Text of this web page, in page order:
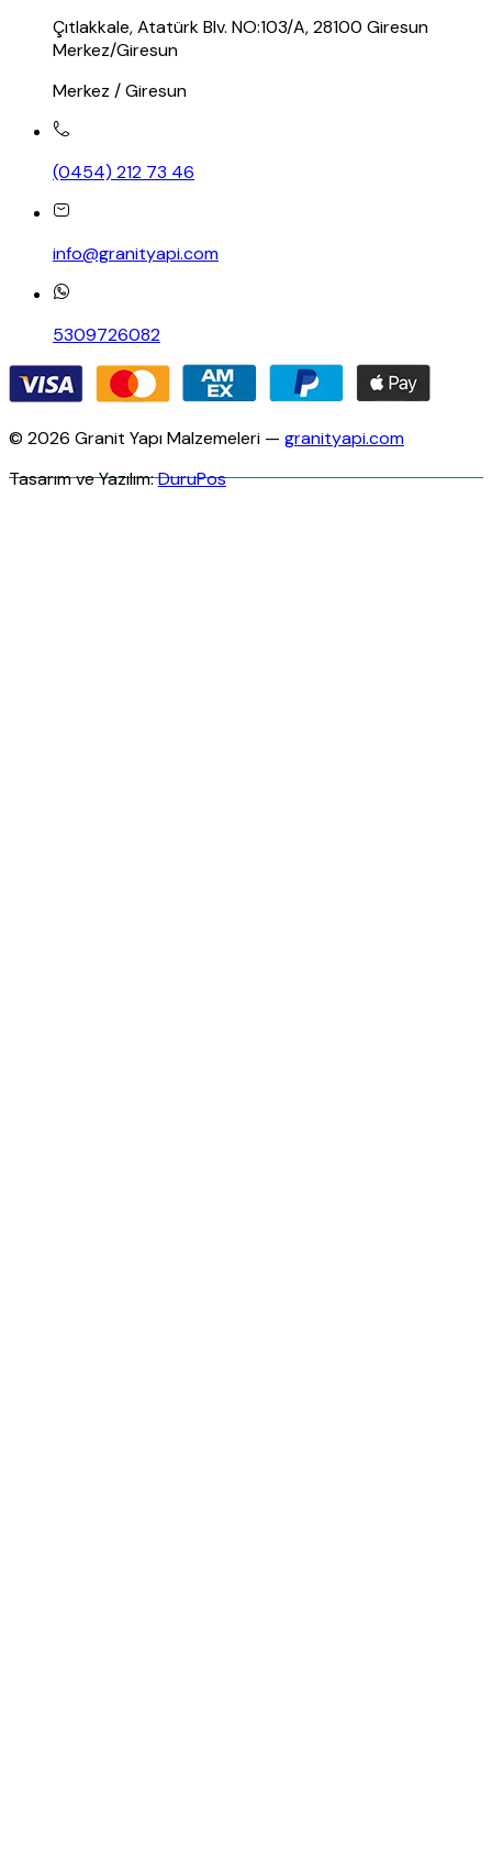
Çıtlakkale, Atatürk Blv. NO:103/A, 28100 Giresun
Merkez/Giresun
Merkez / Giresun
(0454) 212 73 46
info@granityapi.com
5309726082
© 2026 Granit Yapı Malzemeleri — granityapi.com
Tasarım ve Yazılım:DuruPos